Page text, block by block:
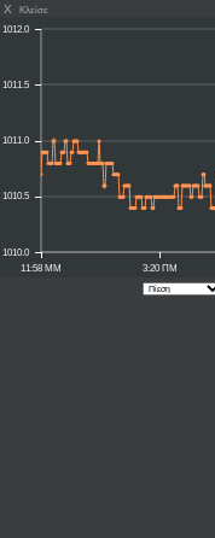
X Κλείσε